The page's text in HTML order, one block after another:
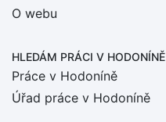
O webu
HLEDÁM PRÁCI V HODONÍNĚ
Práce v Hodoníně
Úřad práce v Hodoníně